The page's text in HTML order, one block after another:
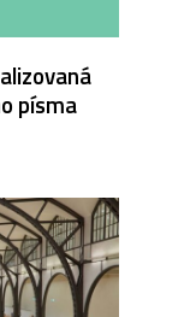
písma